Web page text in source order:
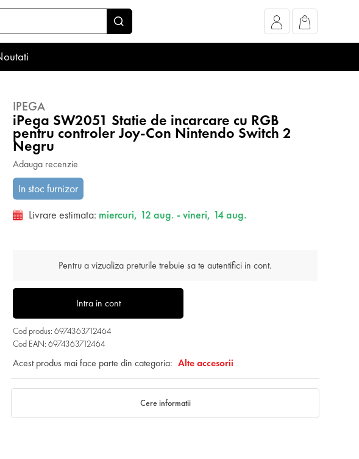
IPEGA
iPega SW2051 Statie de incarcare cu RGB
pentru controler Joy-Con Nintendo Switch 2
Negru
Adauga recenzie
In stoc furnizor
Livrare estimata: miercuri, 12 aug. - vineri, 14 aug.
Pentru a vizualiza preturile trebuie sa te autentifici in cont.
Intra in cont
Cod produs: 6974363712464
Cod EAN: 6974363712464
Acest produs mai face parte din categoria: Alte accesorii
Cere informatii